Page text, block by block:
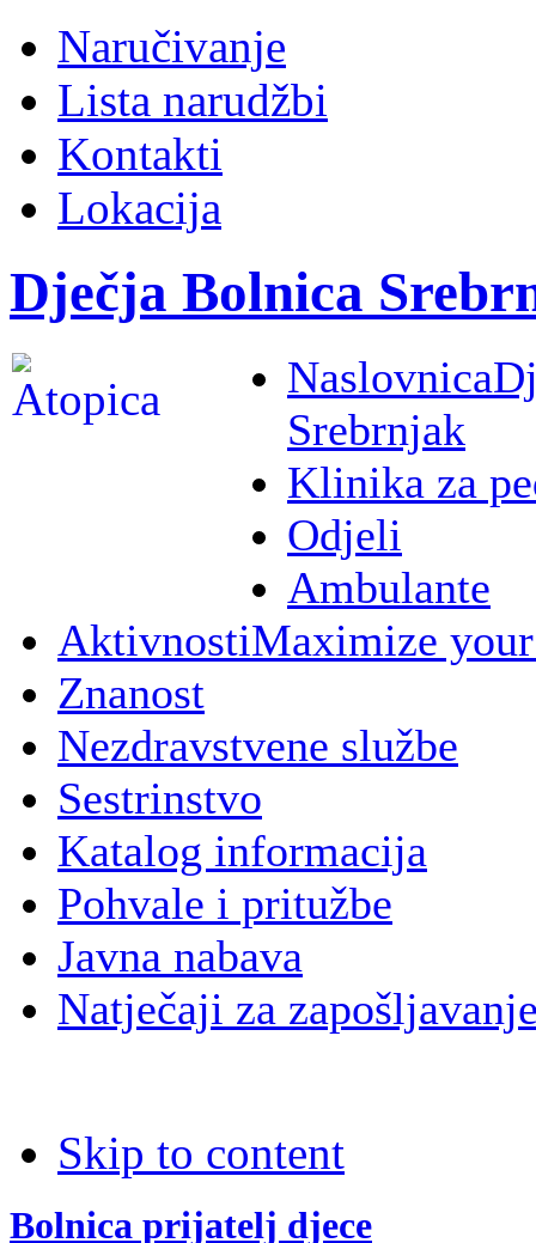
Naručivanje
Lista narudžbi
Kontakti
Lokacija
Dječja Bolnica
Naslovnica
Srebrnjak
Klinika za
Odjeli
Ambulante
AktivnostiMaximize
Znanost
Nezdravstvene službe
Sestrinstvo
Katalog informacija
Pohvale i pritužbe
Javna nabava
Natječaji za
Skip to content
Bolnica prijatelj djece